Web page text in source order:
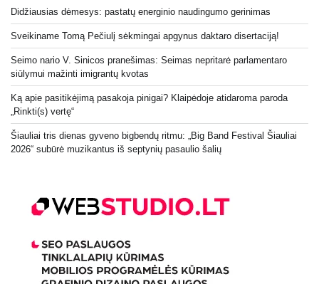
Didžiausias dėmesys: pastatų energinio naudingumo gerinimas
Sveikiname Tomą Pečiulį sėkmingai apgynus daktaro disertaciją!
Seimo nario V. Sinicos pranešimas: Seimas nepritarė parlamentaro
siūlymui mažinti imigrantų kvotas
Ką apie pasitikėjimą pasakoja pinigai? Klaipėdoje atidaroma paroda
„Rinkti(s) vertę“
Šiauliai tris dienas gyveno bigbendų ritmu: „Big Band Festival Šiauliai
2026“ subūrė muzikantus iš septynių pasaulio šalių